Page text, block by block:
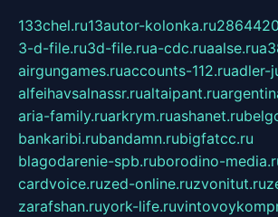
133chel.ru13autor-kolonka.ru
3-d-file.ru3d-file.rua-cdc.ruaalse.ru
airgungames.ruaccounts-112.ruadler-
alfeihavsalnassr.rualtaipant.ru
aria-family.ruarkrym.ruashanet.ru
bankaribi.rubandamn.rubigfatcc.ru
blagodarenie-spb.ruborodino-
cardvoice.ruzed-online.ruzvonitut.ru
zarafshan.ruyork-life.ru